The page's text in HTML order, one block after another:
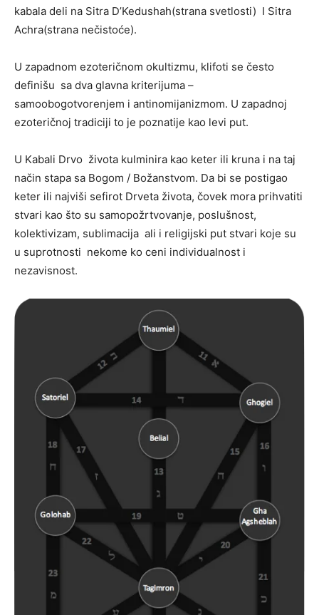
kabala deli na Sitra D’Kedushah(strana svetlosti) I Sitra
Achra(strana nečistoće).
U zapadnom ezoteričnom okultizmu, klifoti se često
definišu sa dva glavna kriterijuma –
samoobogotvorenjem i antinomijanizmom. U zapadnoj
ezoteričnoj tradiciji to je poznatije kao levi put.
U Kabali Drvo života kulminira kao keter ili kruna i na taj
način stapa sa Bogom / Božanstvom. Da bi se postigao
keter ili najviši sefirot Drveta života, čovek mora prihvatiti
stvari kao što su samopožrtvovanje, poslušnost,
kolektivizam, sublimacija ali i religijski put stvari koje su
u suprotnosti nekome ko ceni individualnost i
nezavisnost.